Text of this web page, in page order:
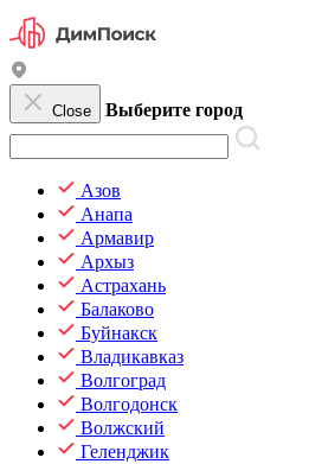
Close Выберите город
Азов
Анапа
Армавир
Архыз
Астрахань
Балаково
Буйнакск
Владикавказ
Волгоград
Волгодонск
Волжский
Геленджик